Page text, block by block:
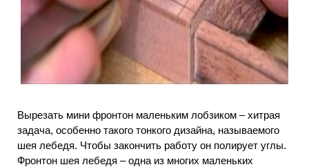
Вырезать мини фронтон маленьким лобзиком – хитрая
задача, особенно такого тонкого дизайна, называемого
шея лебедя. Чтобы закончить работу он полирует углы.
Фронтон шея лебедя – одна из многих маленьких